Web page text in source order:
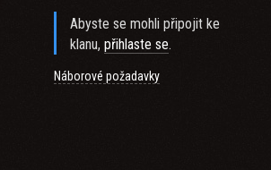
Abyste se mohli připojit ke
klanu,přihlaste se.
Náborové požadavky